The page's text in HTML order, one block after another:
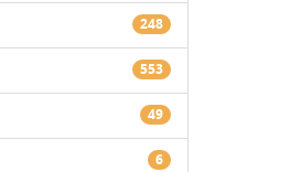
248
553
49
6